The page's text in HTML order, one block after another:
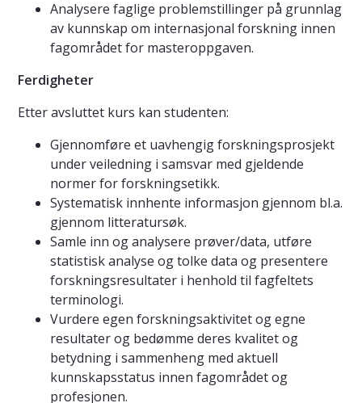
Analysere faglige problemstillinger på grunnlag
av kunnskap om internasjonal forskning innen
fagområdet for masteroppgaven.
Ferdigheter
Etter avsluttet kurs kan studenten:
Gjennomføre et uavhengig forskningsprosjekt
under veiledning i samsvar med gjeldende
normer for forskningsetikk.
Systematisk innhente informasjon gjennom bl.a.
gjennom litteratursøk.
Samle inn og analysere prøver/data, utføre
statistisk analyse og tolke data og presentere
forskningsresultater i henhold til fagfeltets
terminologi.
Vurdere egen forskningsaktivitet og egne
resultater og bedømme deres kvalitet og
betydning i sammenheng med aktuell
kunnskapsstatus innen fagområdet og
profesjonen.